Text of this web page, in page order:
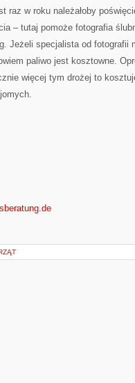
raz w roku należałoby
– tutaj pomoże fotografia
Jeżeli specjalista od fotografii
paliwo jest kosztowne.
więcej tym drożej to